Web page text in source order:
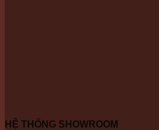
HỆ THỐNG SHOWROOM